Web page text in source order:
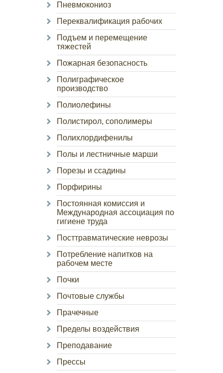
Пневмокониоз
Переквалификация рабочих
Подъем и перемещение
тяжестей
Пожарная безопасность
Полиграфическое
производство
Полиолефины
Полистирол, сополимеры
Полихлордифенилы
Полы и лестничные марши
Порезы и ссадины
Порфирины
Постоянная комиссия и
Международная ассоциация по
гигиене труда
Посттравматические неврозы
Потребление напитков на
рабочем месте
Почки
Почтовые службы
Прачечные
Пределы воздействия
Преподавание
Прессы